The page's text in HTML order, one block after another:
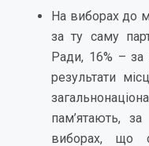
На виборах до
за ту саму
Ради, 16% –
результати
пам’ятають,
виборах, що